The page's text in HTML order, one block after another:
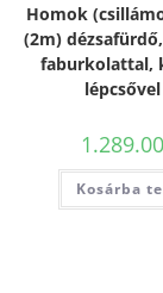
Homok
(2m)
faburkolattal,
Kosárba